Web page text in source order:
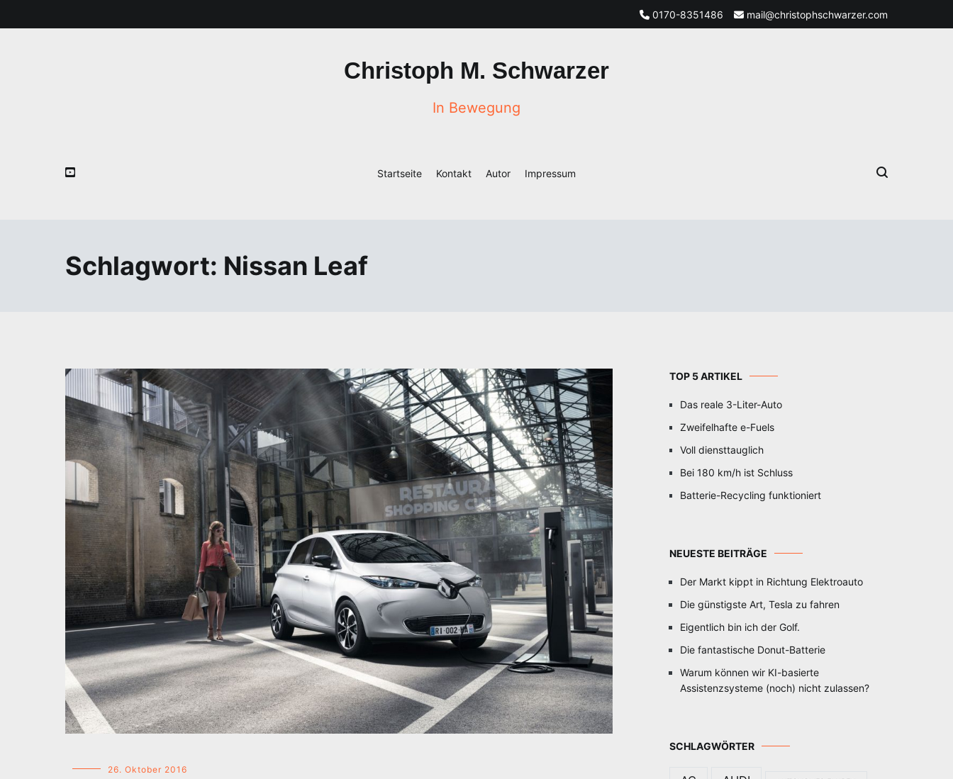
0170-8351486 mail@christophschwarzer.com
Christoph M. Schwarzer
In Bewegung
Startseite Kontakt Autor Impressum
Schlagwort: Nissan Leaf
26. Oktober 2016
TOP 5 ARTIKEL
Das reale 3-Liter-Auto
Zweifelhafte e-Fuels
Voll diensttauglich
Bei 180 km/h ist Schluss
Batterie-Recycling funktioniert
NEUESTE BEITRÄGE
Der Markt kippt in Richtung Elektroauto
Die günstigste Art, Tesla zu fahren
Eigentlich bin ich der Golf.
Die fantastische Donut-Batterie
Warum können wir KI-basierte
Assistenzsysteme (noch) nicht zulassen?
SCHLAGWÖRTER